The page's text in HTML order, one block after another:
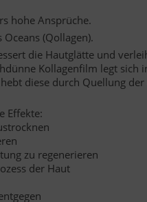
hohe Ansprüche.
Oceans (Qollagen).
die Hautglätte und
Kollagenfilm legt sich
diese durch Quellung
Effekte:
zu regenerieren
der Haut